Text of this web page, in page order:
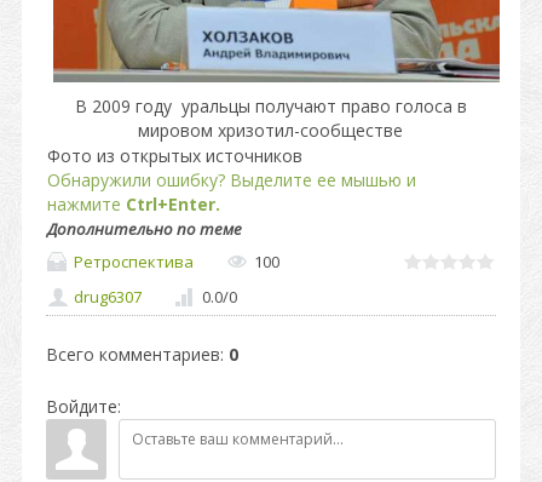
В 2009 году уральцы получают право голоса в
мировом хризотил-сообществе
Фото из открытых источников
Обнаружили ошибку? Выделите ее мышью и
нажмите Ctrl+Enter.
Дополнительно по теме
Ретроспектива
100
drug6307
0.0/0
Всего комментариев: 0
Войдите: